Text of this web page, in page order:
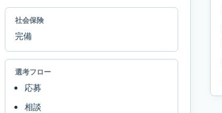
社会保険
完備
選考フロー
応募
相談